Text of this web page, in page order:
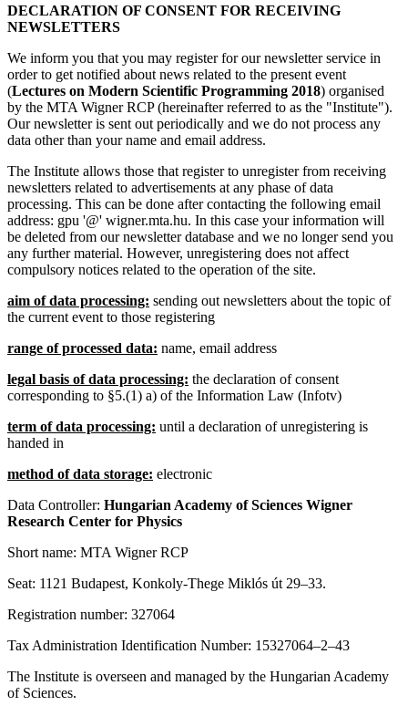
DECLARATION OF CONSENT FOR RECEIVING
NEWSLETTERS
We inform you that you may register for our newsletter service in
order to get notified about news related to the present event
(Lectures on Modern Scientific Programming 2018) organised
by the MTA Wigner RCP (hereinafter referred to as the "Institute").
Our newsletter is sent out periodically and we do not process any
data other than your name and email address.
The Institute allows those that register to unregister from receiving
newsletters related to advertisements at any phase of data
processing. This can be done after contacting the following email
address: gpu '@' wigner.mta.hu. In this case your information will
be deleted from our newsletter database and we no longer send you
any further material. However, unregistering does not affect
compulsory notices related to the operation of the site.
aim of data processing: sending out newsletters about the topic of
the current event to those registering
range of processed data: name, email address
legal basis of data processing: the declaration of consent
corresponding to §5.(1) a) of the Information Law (Infotv)
term of data processing: until a declaration of unregistering is
handed in
method of data storage: electronic
Data Controller: Hungarian Academy of Sciences Wigner
Research Center for Physics
Short name: MTA Wigner RCP
Seat: 1121 Budapest, Konkoly-Thege Miklós út 29–33.
Registration number: 327064
Tax Administration Identification Number: 15327064–2–43
The Institute is overseen and managed by the Hungarian Academy
of Sciences.